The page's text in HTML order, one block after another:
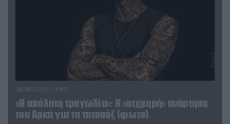
08.08.2026 | 09:02
«Η απόλυτη τραγωδία»: Η «αιχμηρή» ανάρτηση
του Αρκά για τα τατουάζ (φωτο)